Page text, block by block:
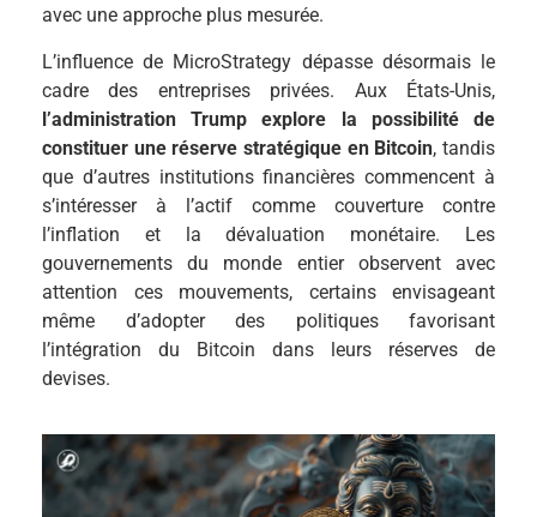
avec une approche plus mesurée.
L’influence de MicroStrategy dépasse désormais le
cadre des entreprises privées. Aux États-Unis,
l’administration Trump explore la possibilité de
constituer une réserve stratégique en Bitcoin, tandis
que d’autres institutions financières commencent à
s’intéresser à l’actif comme couverture contre
l’inflation et la dévaluation monétaire. Les
gouvernements du monde entier observent avec
attention ces mouvements, certains envisageant
même d’adopter des politiques favorisant
l’intégration du Bitcoin dans leurs réserves de
devises.